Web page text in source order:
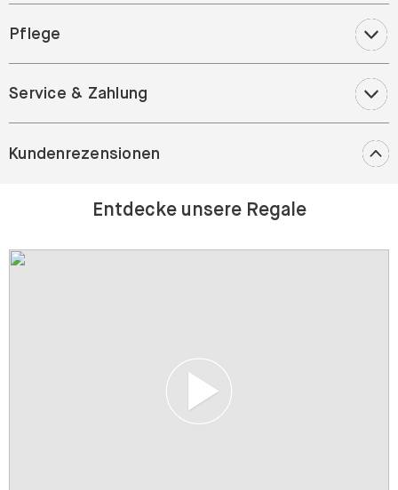
Pflege
Service & Zahlung
Kundenrezensionen
Entdecke unsere Regale